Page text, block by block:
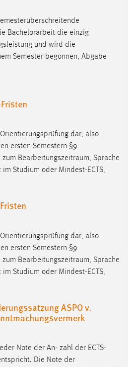
Bachelorarbeit die einzig
und wird die
Semester begonnen, Abgabe
dar, also
ersten Semestern §9
zum Bearbeitungszeitraum, Sprache
Studium oder Mindest-ECTS,
dar, also
ersten Semestern §9
zum Bearbeitungszeitraum, Sprache
Studium oder Mindest-ECTS,
ASPO v.
Note der An- zahl der ECTS-
Die Note der